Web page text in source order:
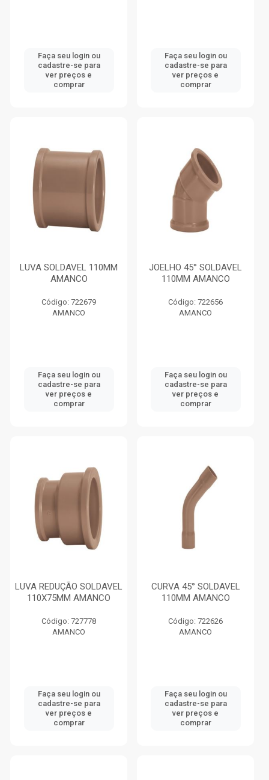
Faça seu login ou
cadastre-se para
ver preços e
comprar
Faça seu login ou
cadastre-se para
ver preços e
comprar
LUVA SOLDAVEL 110MM
AMANCO
Código: 722679
AMANCO
Faça seu login ou
cadastre-se para
ver preços e
comprar
JOELHO 45° SOLDAVEL
110MM AMANCO
Código: 722656
AMANCO
Faça seu login ou
cadastre-se para
ver preços e
comprar
LUVA REDUÇÃO SOLDAVEL
110X75MM AMANCO
Código: 727778
AMANCO
Faça seu login ou
cadastre-se para
ver preços e
comprar
CURVA 45° SOLDAVEL
110MM AMANCO
Código: 722626
AMANCO
Faça seu login ou
cadastre-se para
ver preços e
comprar